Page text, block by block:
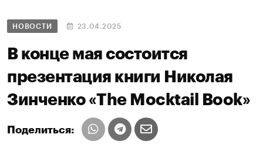
НОВОСТИ 23.04.2025
В конце мая состоится
презентация книги Николая
Зинченко «The Mocktail Book»
Поделиться: